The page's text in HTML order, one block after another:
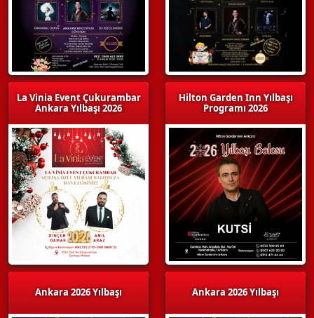
La Vinia Event Çukurambar
Ankara Yılbaşı 2026
Ankara 2026 Yılbaşı
Hilton Garden Inn Yılbaşı
Programı 2026
Ankara 2026 Yılbaşı